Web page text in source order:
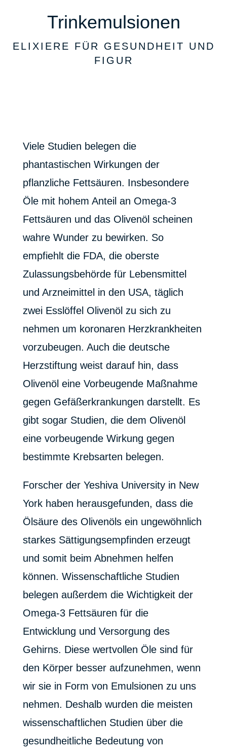
Trinkemulsionen
ELIXIERE FÜR GESUNDHEIT UND
FIGUR
Viele Studien belegen die
phantastischen Wirkungen der
pflanzliche Fettsäuren. Insbesondere
Öle mit hohem Anteil an Omega-3
Fettsäuren und das Olivenöl scheinen
wahre Wunder zu bewirken. So
empfiehlt die FDA, die oberste
Zulassungsbehörde für Lebensmittel
und Arzneimittel in den USA, täglich
zwei Esslöffel Olivenöl zu sich zu
nehmen um koronaren Herzkrankheiten
vorzubeugen. Auch die deutsche
Herzstiftung weist darauf hin, dass
Olivenöl eine Vorbeugende Maßnahme
gegen Gefäßerkrankungen darstellt. Es
gibt sogar Studien, die dem Olivenöl
eine vorbeugende Wirkung gegen
bestimmte Krebsarten belegen.
Forscher der Yeshiva University in New
York haben herausgefunden, dass die
Ölsäure des Olivenöls ein ungewöhnlich
starkes Sättigungsempfinden erzeugt
und somit beim Abnehmen helfen
können. Wissenschaftliche Studien
belegen außerdem die Wichtigkeit der
Omega-3 Fettsäuren für die
Entwicklung und Versorgung des
Gehirns. Diese wertvollen Öle sind für
den Körper besser aufzunehmen, wenn
wir sie in Form von Emulsionen zu uns
nehmen. Deshalb wurden die meisten
wissenschaftlichen Studien über die
gesundheitliche Bedeutung von